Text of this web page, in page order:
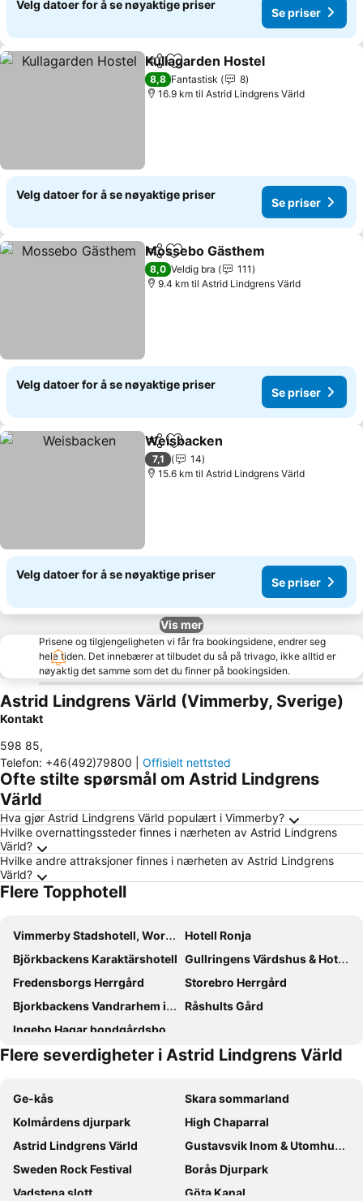
Velg datoer for å se nøyaktige priser
Se priser
Del Legg til i favoritter
Kullagarden Hostel
8,8 Fantastisk
8
16.9 km til Astrid Lindgrens Värld
Velg datoer for å se nøyaktige priser
Se priser
Del Legg til i favoritter
Mossebo Gästhem
8,0 Veldig bra
111
9.4 km til Astrid Lindgrens Värld
Velg datoer for å se nøyaktige priser
Se priser
Del Legg til i favoritter
Weisbacken
7,1
14
15.6 km til Astrid Lindgrens Värld
Velg datoer for å se nøyaktige priser
Se priser
Vis mer
Prisene og tilgjengeligheten vi får fra bookingsidene, endrer seg
hele tiden. Det innebærer at tilbudet du så på trivago, ikke alltid er
nøyaktig det samme som det du finner på bookingsiden.
Astrid Lindgrens Värld (Vimmerby, Sverige)
Kontakt
598 85,
Telefon: +46(492)79800 Offisielt nettsted
Ofte stilte spørsmål om Astrid Lindgrens
Värld
Hva gjør Astrid Lindgrens Värld populært i Vimmerby?
Hvilke overnattingssteder finnes i nærheten av Astrid Lindgrens
Värld?
Hvilke andre attraksjoner finnes i nærheten av Astrid Lindgrens
Värld?
Flere Topphotell
Vimmerby Stadshotell, WorldHotels Crafted
Hotell Ronja
Björkbackens Karaktärshotell Gullringens Värdshus & Hotell
Fredensborgs Herrgård
Storebro Herrgård
Bjorkbackens Vandrarhem i Vimmerby - Hostel
Råshults Gård
Ingebo Hagar bondgårdsboende
Flere severdigheter i Astrid Lindgrens Värld
Ge-kås
Skara sommarland
Kolmårdens djurpark
High Chaparral
Astrid Lindgrens Värld
Gustavsvik Inom & Utomhusbad
Sweden Rock Festival
Borås Djurpark
Vadstena slott
Göta Kanal